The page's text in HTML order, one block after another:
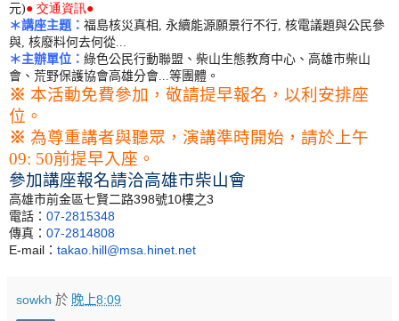
元)● 交通資訊●
＊講座主題 ： 福島核災真相, 永續能源願景行不行, 核電議題與公民參
與, 核廢料何去何從...
＊主辦單位： 綠色公民行動聯盟、柴山生態教育中心、 高雄市柴山
會、荒野保護協會高雄分會...等團體。
※ 本活動免費參加，敬請提早報名，以利安排座
位。
※ 為尊重講者與聽眾，演講準時開始，請於上午
09: 50前提早入座。
參加講座報名請洽高雄市柴山會
高雄市前金區七賢二路398號10樓之3
電話： 07-2815348
傳真： 07-2814808
E-mail ： takao.hill@msa.hinet.net
sowkh 於 晚上8:09